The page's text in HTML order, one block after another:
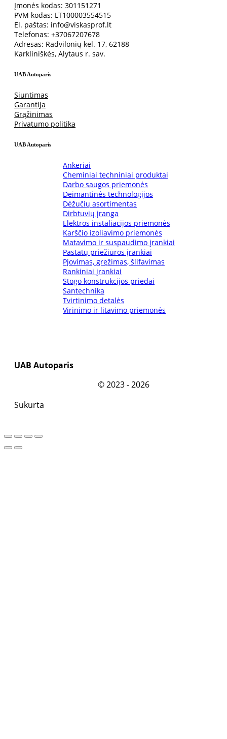
Įmonės kodas: 301151271
PVM kodas: LT100003554515
El. paštas: info@viskasprof.lt
Telefonas: +37067207678
Adresas: Radvilonių kel. 17, 62188
Karkliniškės, Alytaus r. sav.
UAB Autoparis
Siuntimas
Garantija
Grąžinimas
Privatumo politika
UAB Autoparis
Ankeriai
Cheminiai techniniai produktai
Darbo saugos priemonės
Deimantinės technologijos
Dėžučių asortimentas
Dirbtuvių įranga
Elektros instaliacijos priemonės
Karščio izoliavimo priemonės
Matavimo ir suspaudimo įrankiai
Pastatų priežiūros įrankiai
Pjovimas, gręžimas, šlifavimas
Rankiniai įrankiai
Stogo konstrukcijos priedai
Santechnika
Tvirtinimo detalės
Virinimo ir litavimo priemonės
UAB Autoparis
©2023 - 2026
Sukurta